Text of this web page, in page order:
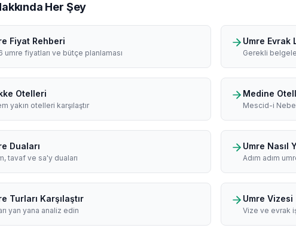
Her Şey
Fiyat Rehberi
umre fiyatları ve bütçe planlaması
Umre Evrak
Gerekli
Otelleri
yakın otelleri karşılaştır
Medine
Mescid-i
Duaları
tavaf ve sa'y duaları
Umre Nasıl
Adım adım
Turları Karşılaştır
yan yana analiz edin
Umre Vizesi
Vize ve evrak